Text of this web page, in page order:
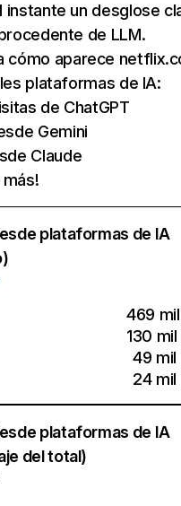
instante un desglose
de LLM.
cómo aparece
plataformas de IA:
de ChatGPT
Gemini
Claude
más!
plataformas de IA
469 mil
130 mil
49 mil
24 mil
plataformas de IA
del total)